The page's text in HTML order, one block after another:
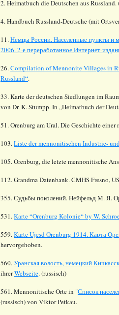
2. Heimatbuch die Deutschen aus
4. Handbuch Russland-Deutsche (mit
11.Немцы России. Населенные пункты и
2006. 2-е переработанное Интернет-
26.Compilation of Mennonite Villages in
Russland“.
33. Karte der deutschen Siedlungen im
von Dr. K. Stumpp. In „Heimatbuch der
51. Orenburg am Ural. Die Geschichte
103.Liste der mennonitischen Industrie-
105. Orenburg, die letzte mennonitische
112.Grandma Datenbank. CMHS Fresno,
355.Судьбы поколений. Нейфельд М. Я.
531.Karte “Orenburg Kolonie“ by W.
559.Karte Ujesd Orenburg 1914. Карта
hervorgehoben.
560.Уранская волость, немецкий
ihrerWebseite. (russisch)
561. Mennonitische Orte in "Список
(russisch) von Viktor Petkau.